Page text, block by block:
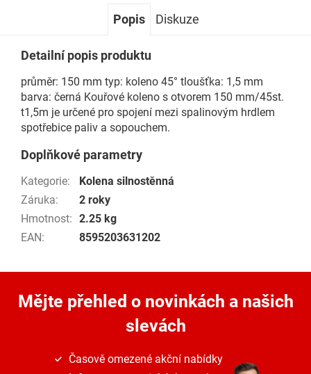
Popis Diskuze
Detailní popis produktu
průměr: 150 mm typ: koleno 45° tloušťka: 1,5 mm
barva: černá Kouřové koleno s otvorem 150 mm/45st.
t1,5m je určené pro spojení mezi spalinovým hrdlem
spotřebice paliv a sopouchem.
Doplňkové parametry
Kategorie:
Kolena silnostěnná
Záruka:
2 roky
Hmotnost: 2.25 kg
EAN: 8595203631202
Mějte přehled o novinkách a našich
slevách
Časově omezené akční nabídky